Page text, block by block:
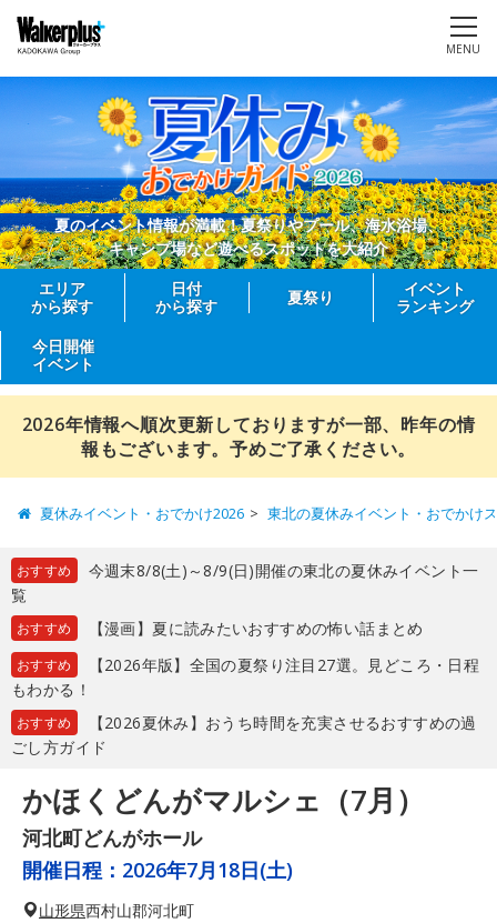
MENU
夏のイベント情報が満載！夏祭りやプール、海水浴場、
キャンプ場など遊べるスポットを大紹介
エリア
から探す
日付
から探す
夏祭り
イベント
ランキング
今日開催
イベント
2026年情報へ順次更新しておりますが一部、昨年の情
報もございます。予めご了承ください。
夏休みイベント・おでかけ2026 東北の夏休みイベント・おでかけ
おすすめ
今週末8/8(土)～8/9(日)開催の東北の夏休みイベント一
覧
おすすめ 【漫画】夏に読みたいおすすめの怖い話まとめ
おすすめ
【2026年版】全国の夏祭り注目27選。見どころ・日程
もわかる！
おすすめ
【2026夏休み】おうち時間を充実させるおすすめの過
ごし方ガイド
かほくどんがマルシェ（7月）
河北町どんがホール
開催日程： 2026年7月18日(土)
山形県西村山郡河北町